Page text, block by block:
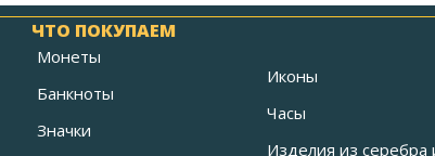
ЧТО ПОКУПАЕМ
Монеты
Банкноты
Значки
Иконы
Часы
Изделия из серебра